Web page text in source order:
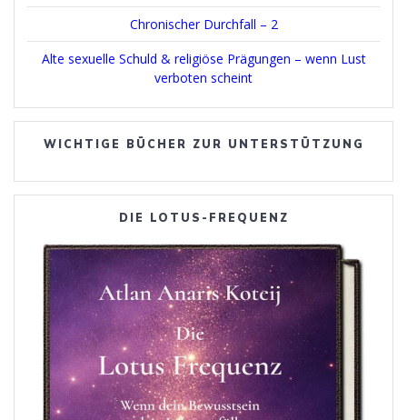
Chronischer Durchfall – 2
Alte sexuelle Schuld & religiöse Prägungen – wenn Lust
verboten scheint
WICHTIGE BÜCHER ZUR UNTERSTÜTZUNG
DIE LOTUS-FREQUENZ